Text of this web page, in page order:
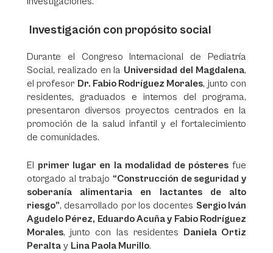
Investigación con propósito social
Durante el Congreso Internacional de Pediatría
Social, realizado en la Universidad del Magdalena,
el profesor Dr. Fabio Rodríguez Morales, junto con
residentes, graduados e internos del programa,
presentaron diversos proyectos centrados en la
promoción de la salud infantil y el fortalecimiento
de comunidades.
El primer lugar en la modalidad de pósteresfue
otorgado al trabajo “Construcción de seguridad y
soberanía alimentaria en lactantes de alto
riesgo”, desarrollado por los docentes Sergio Iván
Agudelo Pérez, Eduardo Acuña y Fabio Rodríguez
Morales, junto con las residentes Daniela Ortiz
Peralta y Lina Paola Murillo.